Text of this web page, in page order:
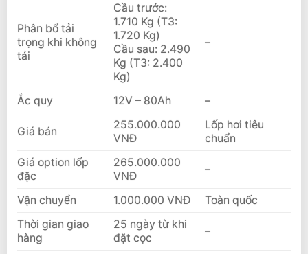
Phân bổ tải
trọng khi không
tải
Cầu trước:
1.710 Kg (T3:
1.720 Kg)
Cầu sau: 2.490
Kg (T3: 2.400
Kg)
–
Ắc quy 12V – 80Ah –
Giá bán
255.000.000
VNĐ
Lốp hơi tiêu
chuẩn
Giá option lốp
đặc
265.000.000
VNĐ
–
Vận chuyển 1.000.000 VNĐ
Toàn quốc
Thời gian giao
hàng
25 ngày từ khi
đặt cọc
–